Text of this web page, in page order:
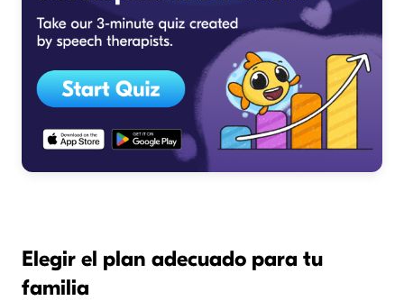
Elegir el plan adecuado para tu
familia